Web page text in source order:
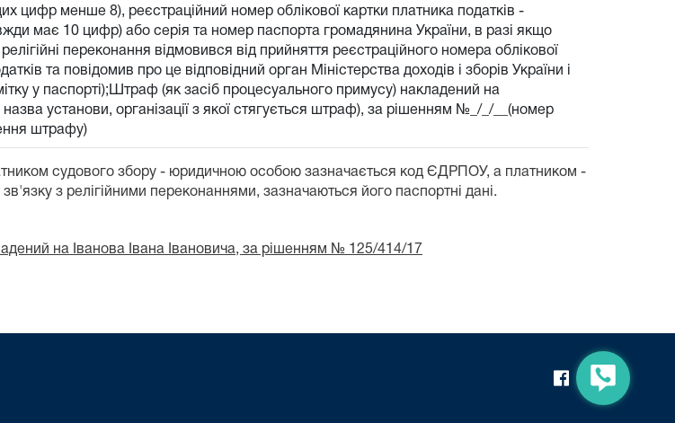
цифр менше 8), реєстраційний номер облікової картки платника податків -
має 10 цифр) або серія та номер паспорта громадянина України, в разі якщо
переконання відмовився від прийняття реєстраційного номера облікової
та повідомив про це відповідний орган Міністерства доходів і зборів України і
у паспорті);Штраф (як засіб процесуального примусу) накладений на
назва установи, організації з якої стягується штраф), за рішенням №_/_/__(номер
штрафу)
судового збору - юридичною особою зазначається код ЄДРПОУ, а платником -
з релігійними переконаннями, зазначаються його паспортні дані.
на Іванова Івана Івановича, за рішенням № 125/414/17